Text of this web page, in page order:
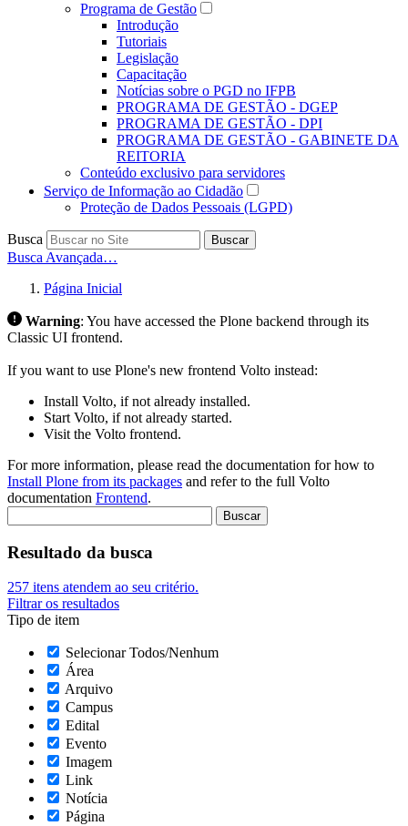
Programa de Gestão
Introdução
Tutoriais
Legislação
Capacitação
Notícias sobre o PGD no IFPB
PROGRAMA DE GESTÃO - DGEP
PROGRAMA DE GESTÃO - DPI
PROGRAMA DE GESTÃO - GABINETE DA
REITORIA
Conteúdo exclusivo para servidores
Serviço de Informação ao Cidadão
Proteção de Dados Pessoais (LGPD)
Busca Buscar
Busca Avançada…
Página Inicial
Warning: You have accessed the Plone backend through its
Classic UI frontend.
If you want to use Plone's new frontend Volto instead:
Install Volto, if not already installed.
Start Volto, if not already started.
Visit the Volto frontend.
For more information, please read the documentation for how to
Install Plone from its packages and refer to the full Volto
documentation Frontend.
Resultado da busca
257 itens atendem ao seu critério.
Filtrar os resultados
Tipo de item
Selecionar Todos/Nenhum
Área
Arquivo
Campus
Edital
Evento
Imagem
Link
Notícia
Página